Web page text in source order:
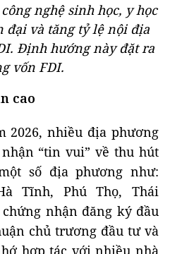
nghệ sinh học, y học
đại và tăng tỷ lệ nội địa
Định hướng này đặt ra
vốn FDI.
cao
2026, nhiều địa phương
“tin vui” về thu hút
số địa phương như:
Tĩnh, Phú Thọ, Thái
nhận đăng ký đầu
chủ trương đầu tư và
hợp tác với nhiều nhà